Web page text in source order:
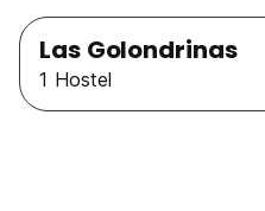
Las Golondrinas
1 Hostel